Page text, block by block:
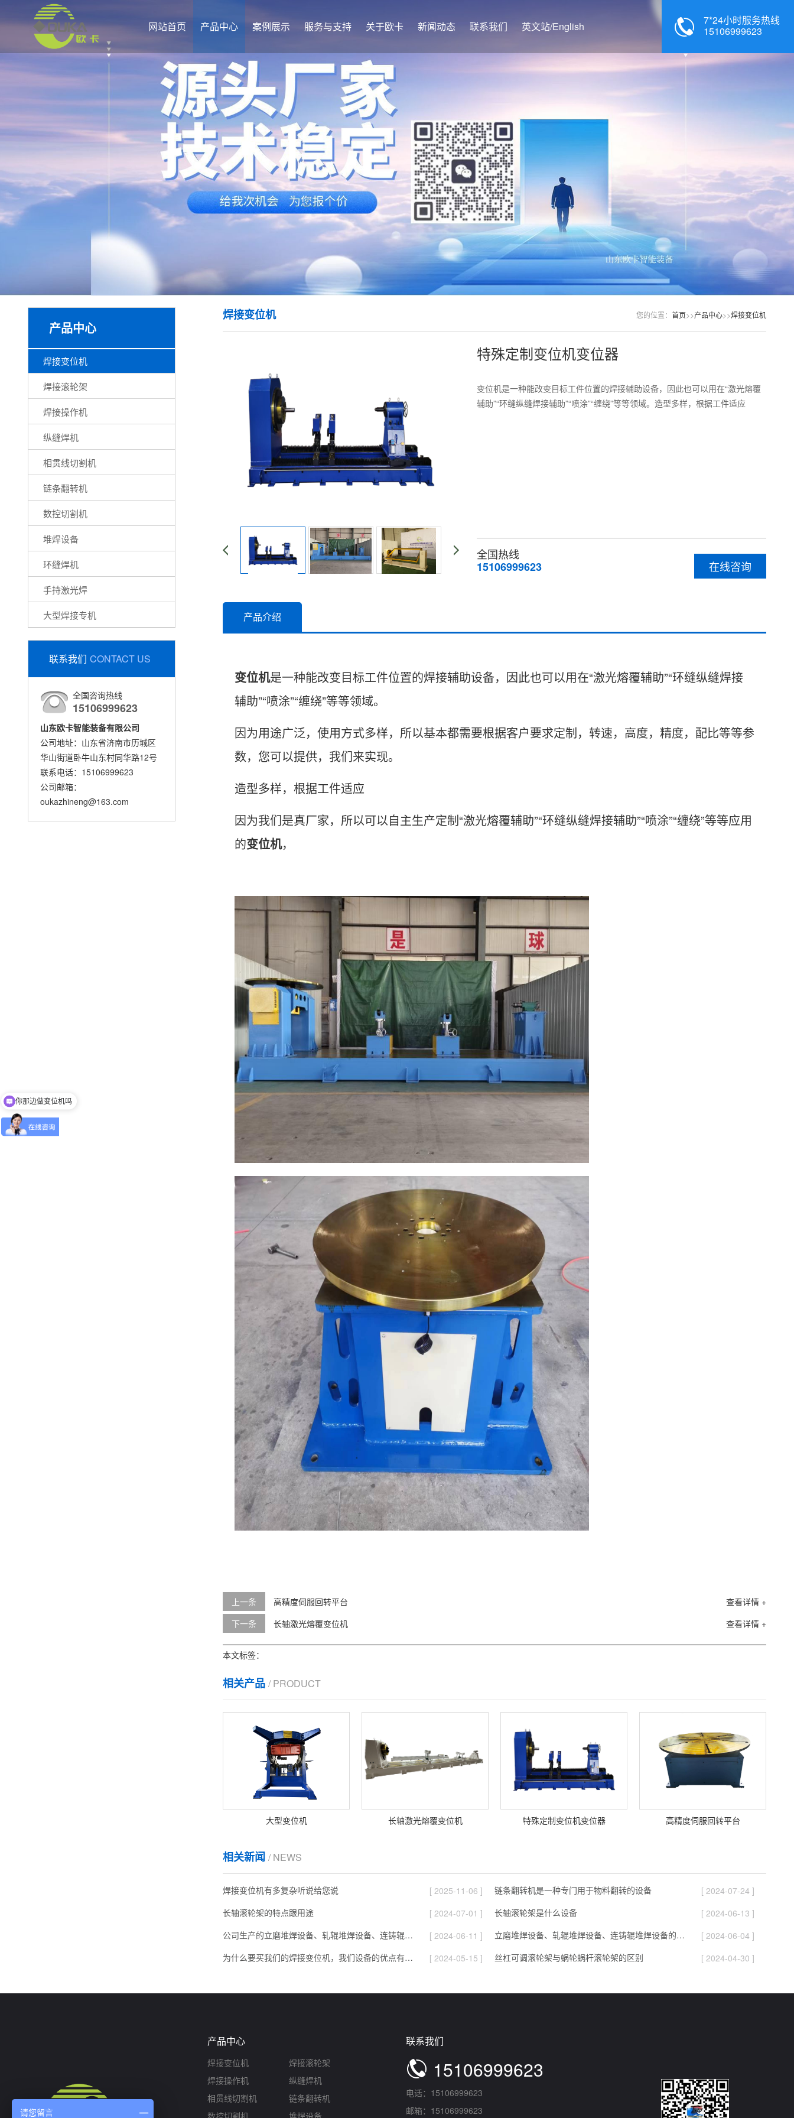
网站首页 产品中心 案例展示 服务与支持 关于欧卡 新闻动态 联系我们 英文站/English
7*24小时服务热线
15106999623
产品中心
焊接变位机
焊接滚轮架
焊接操作机
纵缝焊机
相贯线切割机
链条翻转机
数控切割机
堆焊设备
环缝焊机
手持激光焊
大型焊接专机
联系我们 CONTACT US
全国咨询热线
15106999623
山东欧卡智能装备有限公司
公司地址：山东省济南市历城区
华山街道卧牛山东村同华路12号
联系电话：15106999623
公司邮箱：
oukazhineng@163.com
您的位置： 首页>>产品中心>>焊接变位机
焊接变位机
特殊定制变位机变位器
变位机是一种能改变目标工件位置的焊接辅助设备，因此也可以用在“激光熔覆
辅助”“环缝纵缝焊接辅助”“喷涂”“缠绕”等等领域。造型多样，根据工件适应
在线咨询
全国热线
15106999623
产品介绍
变位机是一种能改变目标工件位置的焊接辅助设备，因此也可以用在“激光熔覆辅助”“环缝纵缝焊接
辅助”“喷涂”“缠绕”等等领域。
因为用途广泛，使用方式多样，所以基本都需要根据客户要求定制，转速，高度，精度，配比等等参
数，您可以提供，我们来实现。
造型多样，根据工件适应
因为我们是真厂家，所以可以自主生产定制“激光熔覆辅助”“环缝纵缝焊接辅助”“喷涂”“缠绕”等等应用
的变位机，
上一条 查看详情 +
高精度伺服回转平台
下一条
查看详情 +
长轴激光熔覆变位机
本文标签：
相关产品 / PRODUCT
大型变位机 长轴激光熔覆变位机 特殊定制变位机变位器 高精度伺服回转平台
相关新闻 / NEWS
焊接变位机有多复杂听说给您说 [ 2025-11-06 ] 链条翻转机是一种专门用于物料翻转的设备
[ 2024-07-24 ]
长轴滚轮架的特点跟用途
[ 2024-07-01 ] 长轴滚轮架是什么设备
[ 2024-06-13 ]
公司生产的立磨堆焊设备、轧辊堆焊设备、连铸辊堆焊设备
[ 2024-06-11 ] 立磨堆焊设备、轧辊堆焊设备、连铸辊堆焊设备的区别
[ 2024-06-04 ]
为什么要买我们的焊接变位机，我们设备的优点有哪些，贵在哪
[ 2024-05-15 ] 丝杠可调滚轮架与蜗轮蜗杆滚轮架的区别 [ 2024-04-30 ]
产品中心
焊接变位机
焊接滚轮架
焊接操作机
纵缝焊机
相贯线切割机
链条翻转机
联系我们
15106999623
电话：15106999623
邮箱：15106999623
请您留言